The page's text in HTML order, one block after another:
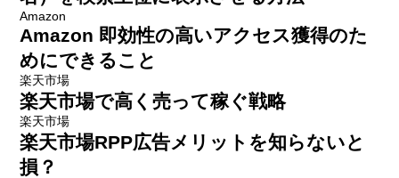
Amazon
Amazon 即効性の高いアクセス獲得のた
めにできること
楽天市場
楽天市場で高く売って稼ぐ戦略
楽天市場
楽天市場RPP広告メリットを知らないと
損？